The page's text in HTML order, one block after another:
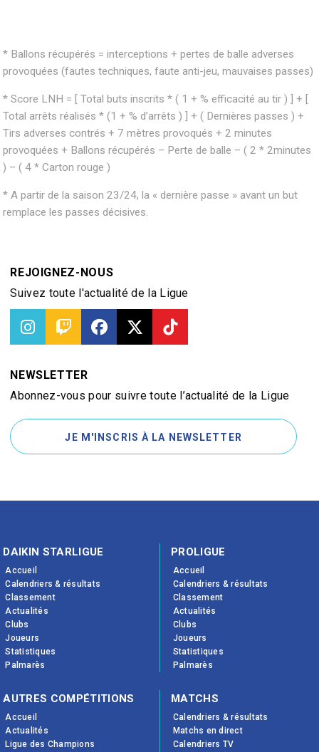
* Ballons récupérés = interceptions + pertes de balle adverses
provoquées (fautes techniques, faute anti-jeu, mauvaises passes)
* Score LNH = [ Total buts inscrits * ( 1 + % efficacité au tir ) ] + [
Total arrêts réalisés * (1 + % d’arrêts ) ] + ( Dernières passes ) +
Tirs adverses contrés + 7 mètres provoqués + 2 minutes
provoquées + Ballons récupérés – Perte de balle – ( 2 * 2minutes
) – ( 4 * Carton rouge )
* A partir de la saison 23/24, la « dernière passe » avant un but
remplace les passes décisives.
REJOIGNEZ-NOUS
Suivez toute l'actualité de la Ligue
NEWSLETTER
Abonnez-vous pour suivre toute l’actualité de la Ligue
JE M'INSCRIS À LA NEWSLETTER
DAIKIN STARLIGUE
Accueil
Calendriers & résultats
Classement
Actualités
Clubs
Joueurs
Statistiques
Palmarès
PROLIGUE
Accueil
Calendriers & résultats
Classement
Actualités
Clubs
Joueurs
Statistiques
Palmarès
AUTRES COMPÉTITIONS
Accueil
Actualités
Ligue des Champions
MATCHS
Calendriers & résultats
Matchs en direct
Calendriers TV